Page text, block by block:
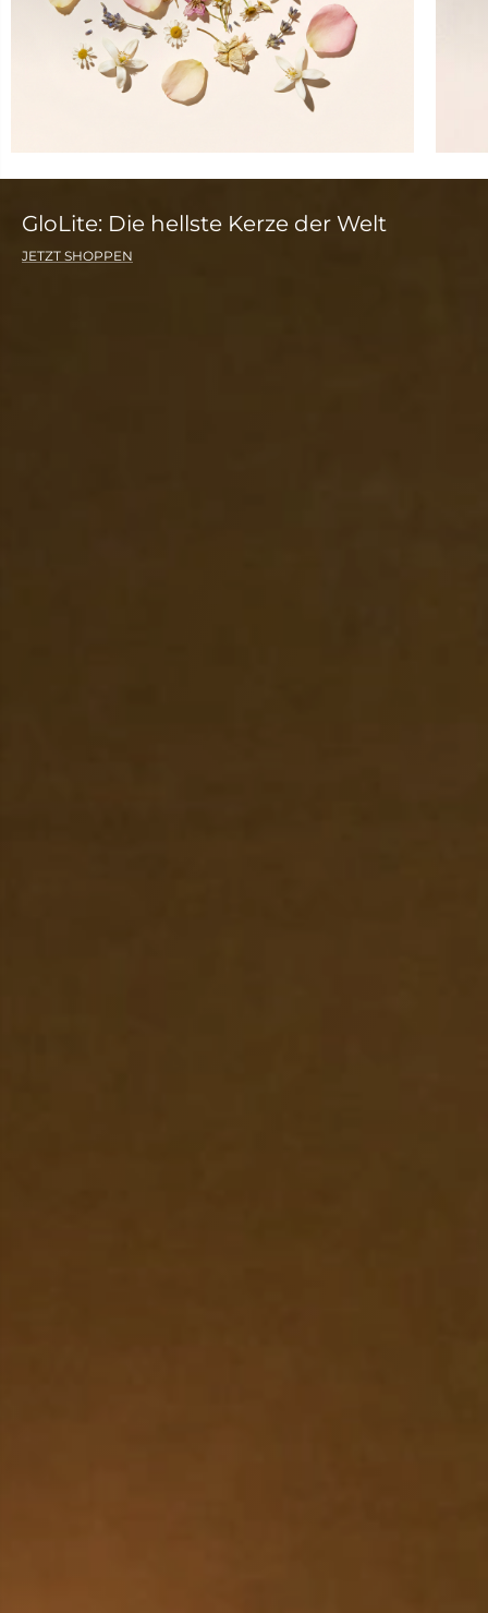
GloLite: Die hellste Kerze der Welt
JETZT SHOPPEN